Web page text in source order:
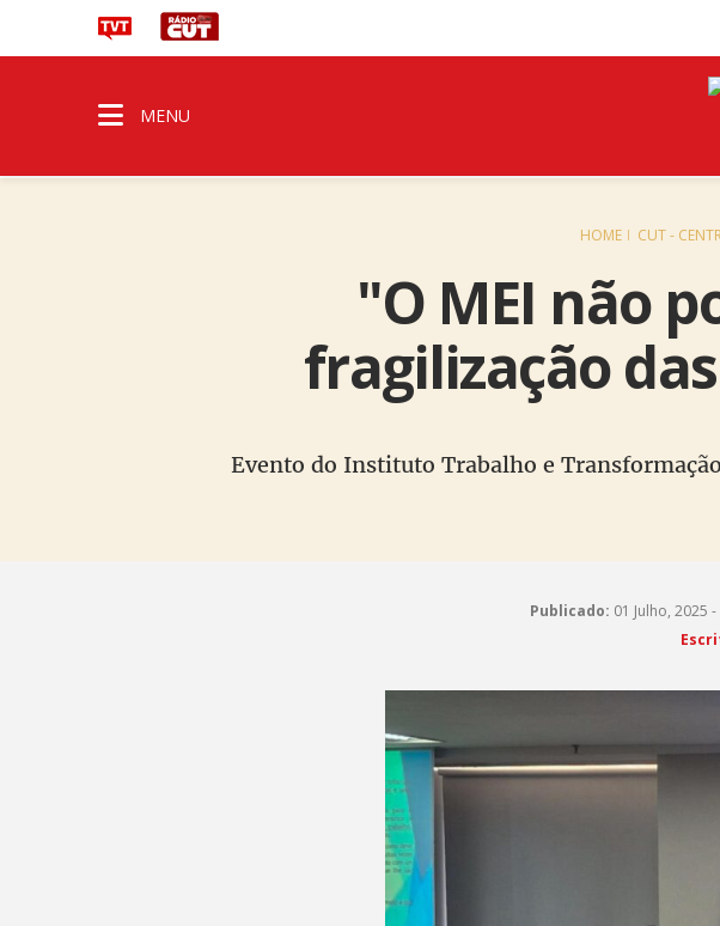
MENU
HOME CUT -
"O MEI não
fragilização
Evento do Instituto Trabalho e
Publicado: 01 Julho, 2025